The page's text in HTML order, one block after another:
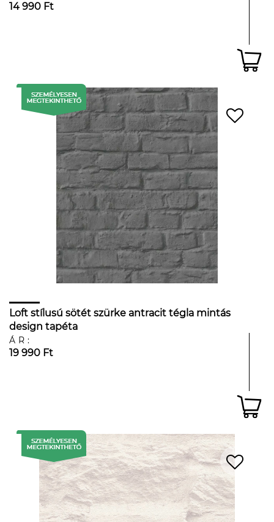
14 990 Ft
Loft stílusú sötét szürke antracit tégla mintás
design tapéta
ÁR:
19 990 Ft